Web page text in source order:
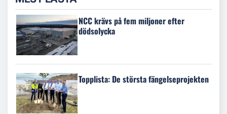
NCC krävs på fem miljoner efter
dödsolycka
Topplista: De största fängelseprojekten